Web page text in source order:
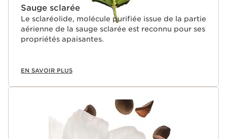
Sauge sclarée
Le sclaréolide, molécule purifiée issue de la partie
aérienne de la sauge sclarée est reconnu pour ses
propriétés apaisantes.
EN SAVOIR PLUS